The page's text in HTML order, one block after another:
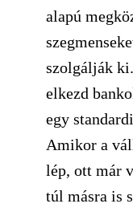
alapú
szolgálják
elkezd
egy
Amikor a
lép, ott már
túl másra is